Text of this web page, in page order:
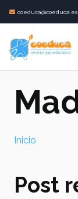
coeduca@coeduca.es
Inicio
Post